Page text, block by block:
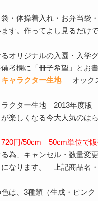
・体操着入れ・お弁当袋
す。作ってよし見るだけ
オリジナルの入園・入学
考欄に「冊子希望」とお
ャラクター生地
オック
ラクター生地 2013年度
楽しくなる今大人気のは
720円/50cm 50cm単位
為、キャンセル・数量変
なります。 上記商品名・
は、3種類（生成・ピンク